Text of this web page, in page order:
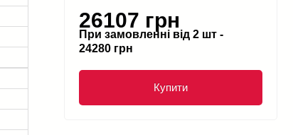
26107 грн
При замовленні від 2 шт -
24280 грн
Купити